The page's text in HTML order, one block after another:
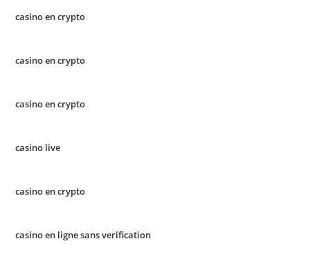
casino en crypto
casino en crypto
casino en crypto
casino live
casino en crypto
casino en ligne sans verification